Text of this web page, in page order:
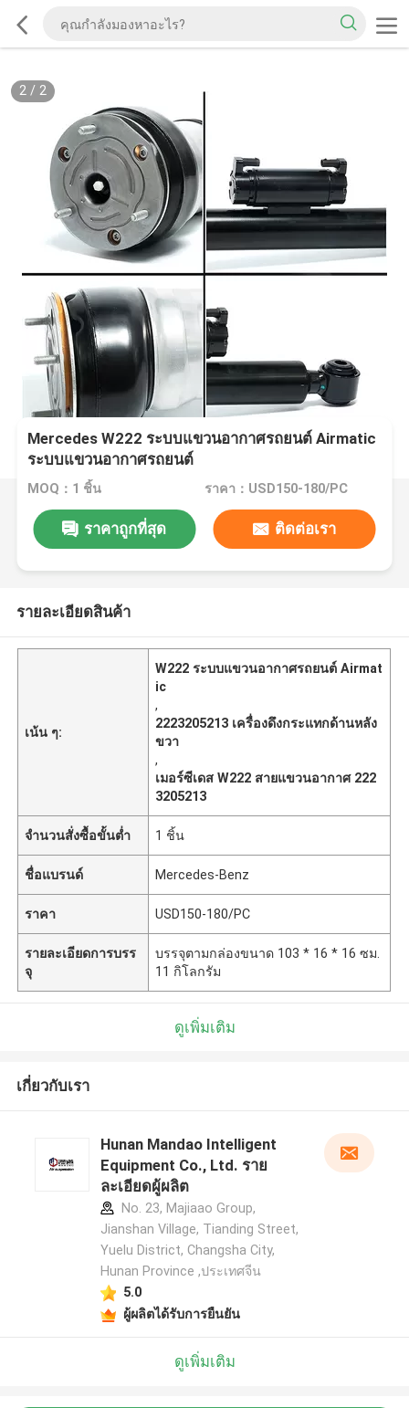
2/ 2
Mercedes W222 ระบบแขวนอากาศรถยนต์ Airmatic
ระบบแขวนอากาศรถยนต์
MOQ：1 ชิ้น ราคา：USD150-180/PC
ราคาถูกที่สุด ติดต่อเรา
รายละเอียดสินค้า
เน้น ๆ:
W222 ระบบแขวนอากาศรถยนต์ Airmat
ic
,
2223205213 เครื่องดึงกระแทกด้านหลัง
ขวา
,
เมอร์ซีเดส W222 สายแขวนอากาศ 222
3205213
จำนวนสั่งซื้อขั้นต่ำ 1 ชิ้น
ชื่อแบรนด์ Mercedes-Benz
ราคา USD150-180/PC
รายละเอียดการบรร
จุ
บรรจุตามกล่องขนาด 103 * 16 * 16 ซม.
11 กิโลกรัม
ดูเพิ่มเติม
เกี่ยวกับเรา
Hunan Mandao Intelligent
Equipment Co., Ltd. ราย
ละเอียดผู้ผลิต
No. 23, Majiaao Group,
Jianshan Village, Tianding Street,
Yuelu District, Changsha City,
Hunan Province ,ประเทศจีน
5.0
ผู้ผลิตได้รับการยืนยัน
ดูเพิ่มเติม